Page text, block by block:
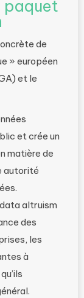
paquet
de
» européen
et le
et crée un
matière de
autorité
altruism
des
les
à